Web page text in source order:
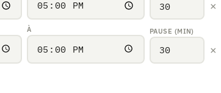
×
À PAUSE (MIN)
×